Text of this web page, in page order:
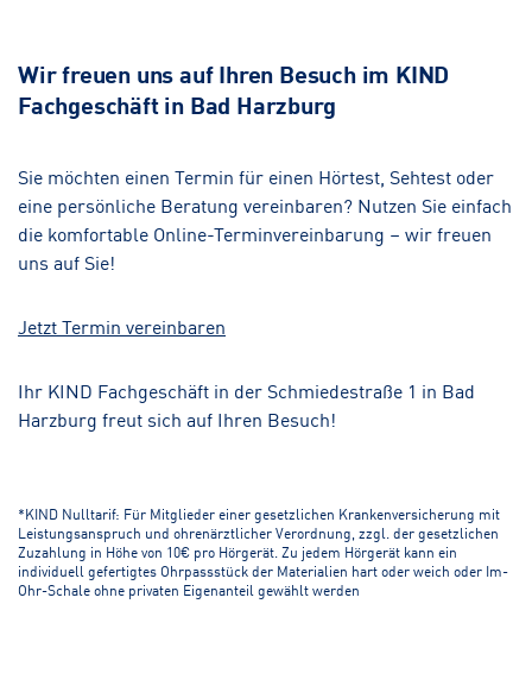
Wir freuen uns auf Ihren Besuch im KIND
Fachgeschäft in Bad Harzburg
Sie möchten einen Termin für einen Hörtest, Sehtest oder
eine persönliche Beratung vereinbaren? Nutzen Sie einfach
die komfortable Online-Terminvereinbarung – wir freuen
uns auf Sie!
Jetzt Termin vereinbaren
Ihr KIND Fachgeschäft in der Schmiedestraße 1 in Bad
Harzburg freut sich auf Ihren Besuch!
*KIND Nulltarif: Für Mitglieder einer gesetzlichen Krankenversicherung mit
Leistungsanspruch und ohrenärztlicher Verordnung, zzgl. der gesetzlichen
Zuzahlung in Höhe von 10€ pro Hörgerät. Zu jedem Hörgerät kann ein
individuell gefertigtes Ohrpassstück der Materialien hart oder weich oder Im-
Ohr-Schale ohne privaten Eigenanteil gewählt werden